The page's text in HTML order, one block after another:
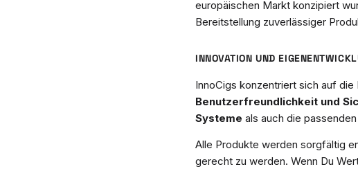
europäischen Markt konzipiert
Bereitstellung zuverlässiger
INNOVATION UND
InnoCigs konzentriert sich auf die
Benutzerfreundlichkeit und
Systeme als auch die passenden
Alle Produkte werden sorgfältig
gerecht zu werden. Wenn Du